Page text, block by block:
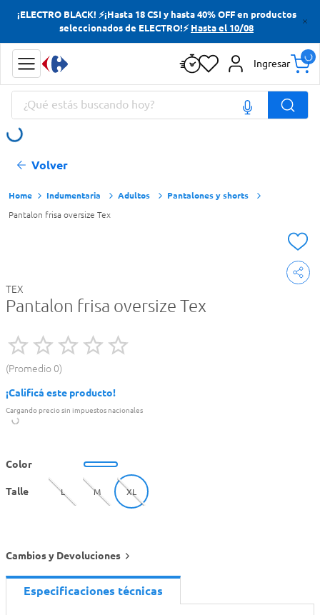
¡ELECTRO BLACK! ⚡¡Hasta 18 CSI y hasta 40% OFF en productos
seleccionados de ELECTRO!⚡ Hasta el 10/08
Ingresar
¿Qué estás buscando hoy?
Volver
Indumentaria Adultos Pantalones y shorts
Pantalon frisa oversize Tex
TEX
Pantalon frisa oversize Tex
Promedio 0
¡Calificá este producto!
Cargando precio sin impuestos nacionales
Color
Talle L M XL
Cambios y Devoluciones
Especificaciones técnicas
Términos más buscados
Yerba
Cerveza
Doves
Términos más buscados
Yerba
Cerveza
Doves